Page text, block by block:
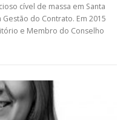
cível de massa em Santa
do Contrato. Em 2015
e Membro do Conselho